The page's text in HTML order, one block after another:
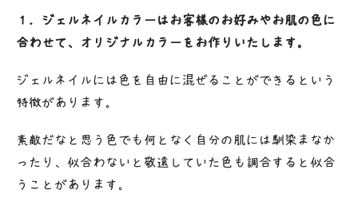
１．ジェルネイルカラーはお客様のお好みやお肌の色に
合わせて、オリジナルカラーをお作りいたします。
ジェルネイルには色を自由に混ぜることができるという
特徴があります。
素敵だなと思う色でも何となく自分の肌には馴染まなか
ったり、似合わないと敬遠していた色も調合すると似合
うことがあります。